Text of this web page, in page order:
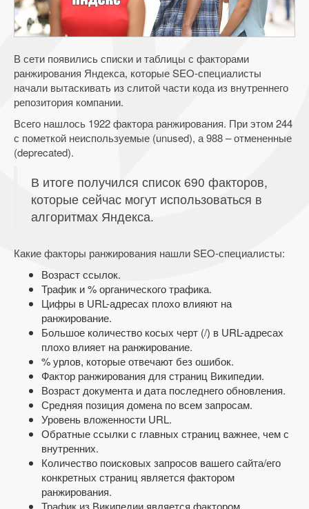
В сети появились списки и таблицы с факторами
ранжирования Яндекса, которые SEO-специалисты
начали вытаскивать из слитой части кода из внутреннего
репозитория компании.
Всего нашлось 1922 фактора ранжирования. При этом 244
с пометкой неиспользуемые (unused), а 988 – отмененные
(deprecated).
В итоге получился список 690 факторов,
которые сейчас могут использоваться в
алгоритмах Яндекса.
Какие факторы ранжирования нашли SEO-специалисты:
Возраст ссылок.
Трафик и % органического трафика.
Цифры в URL-адресах плохо влияют на
ранжирование.
Большое количество косых черт (/) в URL-адресах
плохо влияет на ранжирование.
% урлов, которые отвечают без ошибок.
Фактор ранжирования для страниц Википедии.
Возраст документа и дата последнего обновления.
Средняя позиция домена по всем запросам.
Уровень вложенности URL.
Обратные ссылки с главных страниц важнее, чем с
внутренних.
Количество поисковых запросов вашего сайта/его
конкретных страниц является фактором
ранжирования.
Трафик из Википедии является фактором